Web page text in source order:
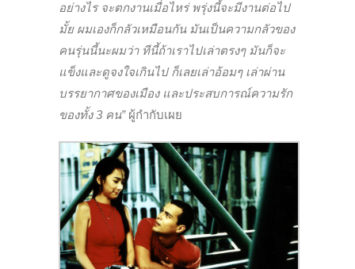
อย่างไร จะตกงานเมื่อไหร่ พรุ่งนี้จะมีงานต่อไป
มั้ย ผมเองก็กลัวเหมือนกัน มันเป็นความกลัวของ
คนรุ่นนี้นะผมว่า ทีนี้ถ้าเราไปเล่าตรงๆ มันก็จะ
แข็งและดูจงใจเกินไป ก็เลยเล่าอ้อมๆ เล่าผ่าน
บรรยากาศของเมือง และประสบการณ์ความรัก
ของทั้ง3 คน” ผู้กำกับเผย